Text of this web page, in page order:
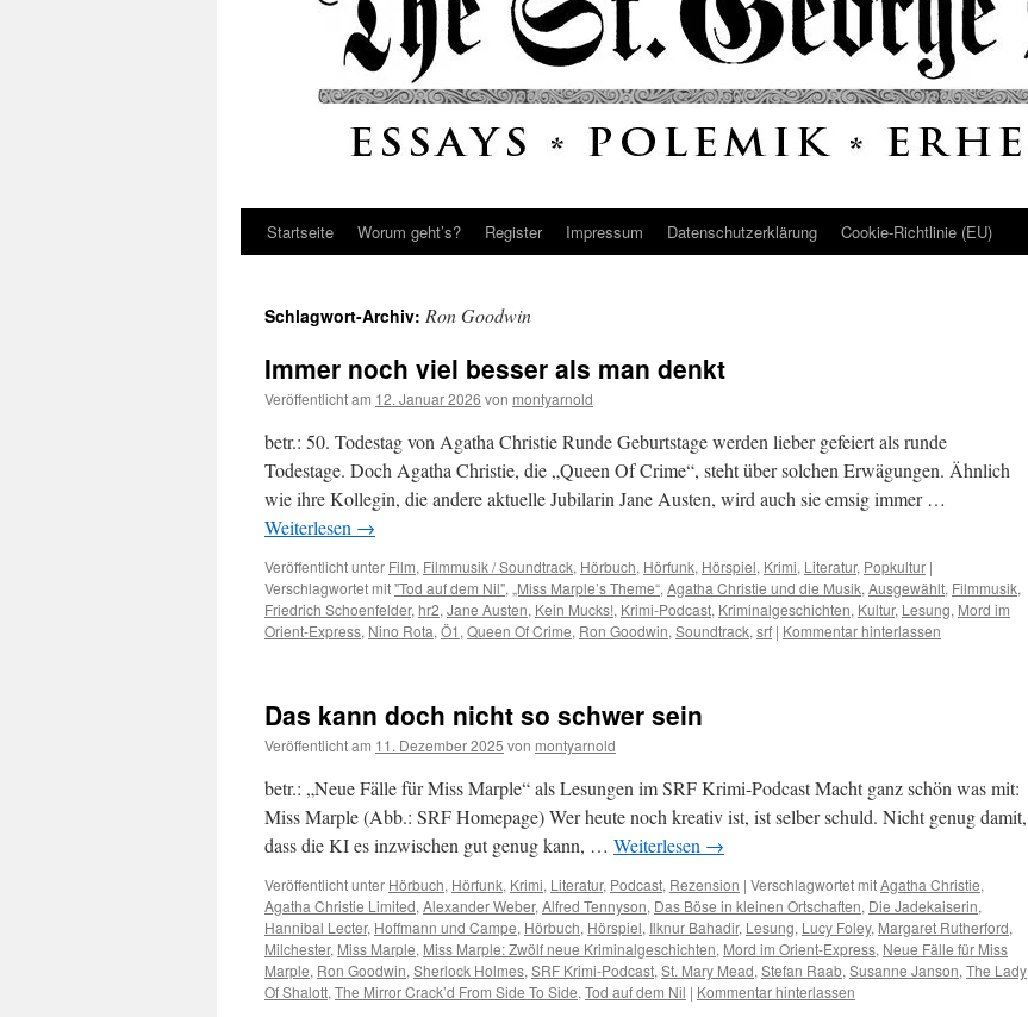
Startseite Worum geht’s? Register Impressum Datenschutz­erklärung Cookie-Richtlinie (EU)
Schlagwort-Archiv: Ron Goodwin
Immer noch viel besser als man denkt
Veröffentlicht am 12. Januar 2026 von montyarnold
betr.: 50. Todestag von Agatha Christie Runde Geburtstage werden lieber gefeiert als runde
Todestage. Doch Agatha Christie, die „Queen Of Crime“, steht über solchen Erwägungen. Ähnlich
wie ihre Kollegin, die andere aktuelle Jubilarin Jane Austen, wird auch sie emsig immer …
Weiterlesen →
Veröffentlicht unter Film, Filmmusik / Soundtrack, Hörbuch, Hörfunk, Hörspiel, Krimi, Literatur, Popkultur |
Verschlagwortet mit"Tod auf dem Nil", „Miss Marple’s Theme“, Agatha Christie und die Musik, Ausgewählt, Filmmusik,
Friedrich Schoenfelder, hr2, Jane Austen, Kein Mucks!, Krimi-Podcast, Kriminalgeschichten, Kultur, Lesung, Mord im
Orient-Express, Nino Rota, Ö1 , Queen Of Crime, Ron Goodwin, Soundtrack, srf | Kommentar hinterlassen
Das kann doch nicht so schwer sein
Veröffentlicht am 11. Dezember 2025 von montyarnold
betr.: „Neue Fälle für Miss Marple“ als Lesungen im SRF Krimi-Podcast Macht ganz schön was mit:
Miss Marple (Abb.: SRF Homepage) Wer heute noch kreativ ist, ist selber schuld. Nicht genug damit,
dass die KI es inzwischen gut genug kann, … Weiterlesen →
Veröffentlicht unter Hörbuch, Hörfunk, Krimi, Literatur, Podcast, Rezension | Verschlagwortet mitAgatha Christie,
Agatha Christie Limited, Alexander Weber, Alfred Tennyson, Das Böse in kleinen Ortschaften, Die Jadekaiserin,
Hannibal Lecter, Hoffmann und Campe, Hörbuch, Hörspiel, Ilknur Bahadir, Lesung, Lucy Foley, Margaret Rutherford,
Milchester, Miss Marple, Miss Marple: Zwölf neue Kriminalgeschichten, Mord im Orient-Express, Neue Fälle für Miss
Marple, Ron Goodwin, Sherlock Holmes, SRF Krimi-Podcast, St. Mary Mead, Stefan Raab, Susanne Janson, The Lady
Of Shalott, The Mirror Crack’d From Side To Side, Tod auf dem Nil | Kommentar hinterlassen